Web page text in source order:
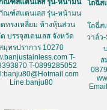
ณฑ์สแตนเลส รุ่น-หน้ามน
ณฑ์สแตนเลส รุ่น-หน้ามน
ทรงเหลี่ยม ห้างหุ้นส่วน
บรรจุสเตนเลส จังหวัด
มุทรปราการ 10270
T-
T-0899285052
Line:banju80
โถฉี่ส
โถฉี่ส
วาล์ว
ส